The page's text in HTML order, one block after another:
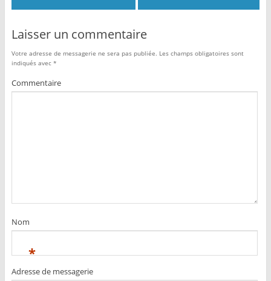
Laisser un commentaire
Votre adresse de messagerie ne sera pas publiée. Les champs obligatoires sont
indiqués avec *
Commentaire
Nom
*
Adresse de messagerie